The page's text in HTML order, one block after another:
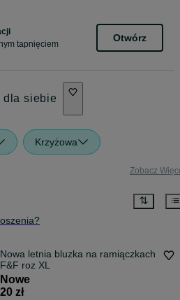
tapnięciem
Otwórz
dla siebie
Krzyżowa
Zobacz
Nowa letnia bluzka na ramiączkach
F&F roz XL
Nowe
20 zł